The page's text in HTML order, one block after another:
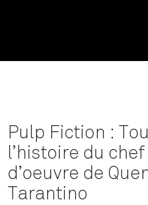
Pulp Fiction :
l’histoire du chef
d’oeuvre de
Tarantino